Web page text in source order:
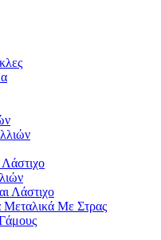
Λάστιχο
Μεταλικά Με Στρας